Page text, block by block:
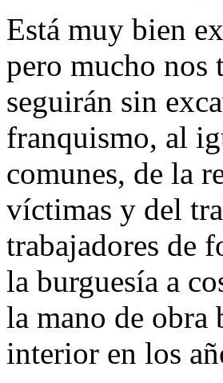
Está muy bien
pero mucho nos
seguirán sin
franquismo, al
comunes, de la
víctimas y del
trabajadores de
la burguesía a
la mano de obra
interior en los